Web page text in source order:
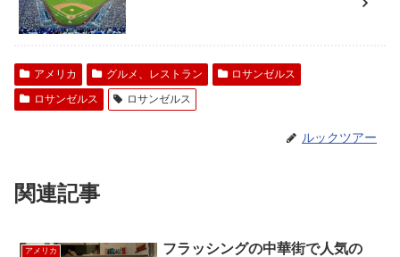
アメリカ グルメ、レストラン
ロサンゼルス
ロサンゼルス
ロサンゼルス
ルックツアー
関連記事
アメリカ
フラッシングの中華街で人気の